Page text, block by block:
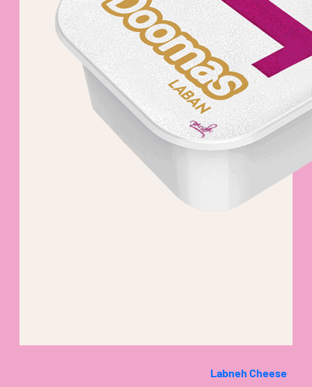
Labneh Cheese